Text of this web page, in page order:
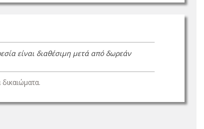
είναι διαθέσιμη μετά από δωρεάν